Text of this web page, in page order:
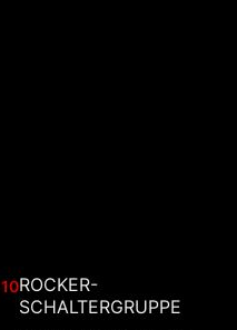
10ROCKER-
SCHALTERGRUPPE